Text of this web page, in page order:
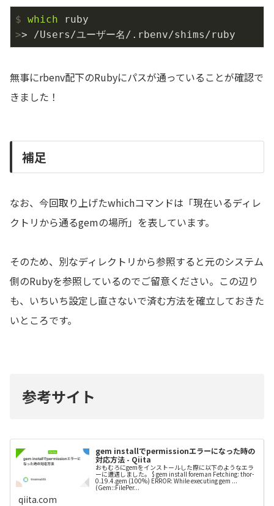
$ which ruby
>> /Users/ユーザー名/.rbenv/shims/ruby
無事にrbenv配下のRubyにパスが通っていることが確認で
きました！
補足
なお、今回取り上げたwhichコマンドは「現在いるディレ
クトリから通るgemの場所」を表しています。
そのため、別なディレクトリから参照すると元のシステム
側のRubyを参照しているのでご留意ください。この辺り
も、いちいち設定し直さないで済む方法を確立しておきた
いところです。
参考サイト
gem installでpermissionエラーになった時の
対応方法 - Qiita
おもむろにgemをインストールした際に以下のようなエラ
ーに遭遇しました。 $ gem install foreman Fetching: thor-
0.19.4.gem (100%) ERROR: While executing gem ...
(Gem::FilePer...
qiita.com